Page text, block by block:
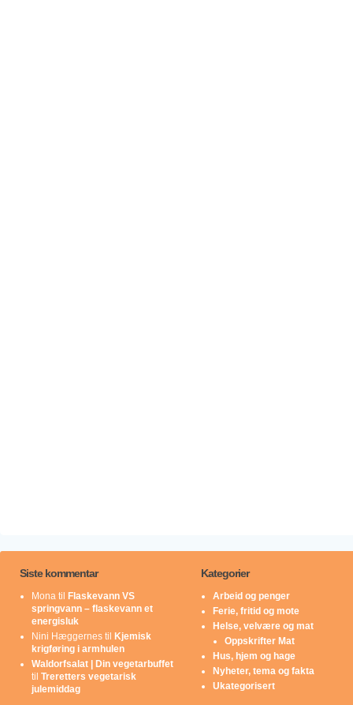
Siste kommentar
Mona til Flaskevann VS
springvann – flaskevann et
energisluk
Nini Hæggernes til Kjemisk
krigføring i armhulen
Waldorfsalat | Din vegetarbuffet
til Treretters vegetarisk
julemiddag
Kategorier
Arbeid og penger
Ferie, fritid og mote
Helse, velvære og mat
Oppskrifter Mat
Hus, hjem og hage
Nyheter, tema og fakta
Ukategorisert